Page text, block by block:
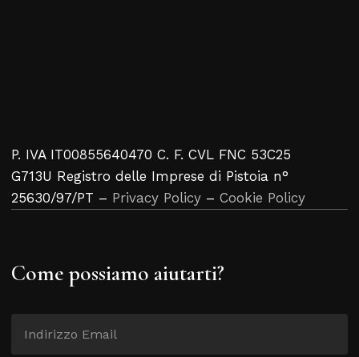
P. IVA IT00855640470 C. F. CVL FNC 53C25
G713U Registro delle Imprese di Pistoia n°
25630/97/PT – Privacy Policy – Cookie Policy
Come possiamo aiutarti?